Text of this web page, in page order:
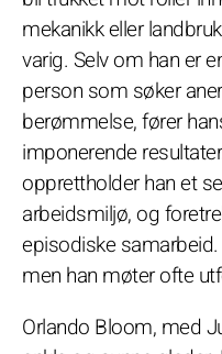
mekanikk eller
varig. Selv om han er
person som søker
berømmelse, fører
imponerende
opprettholder han et
arbeidsmiljø, og
episodiske
men han møter ofte
Orlando Bloom, med